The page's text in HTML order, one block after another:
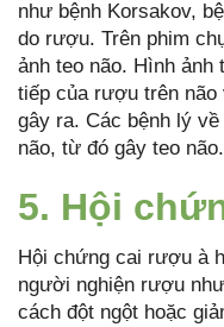
như bệnh Korsakov,
do rượu. Trên phim
ảnh teo não. Hình
tiếp của rượu trên não
gây ra. Các bệnh lý
não, từ đó gây teo não.
5. Hội
Hội chứng cai rượu à
người nghiện rượu
cách đột ngột hoặc